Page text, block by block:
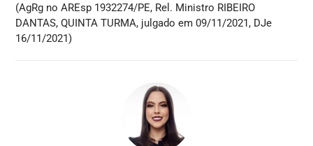
(AgRg no AREsp 1932274/PE, Rel. Ministro RIBEIRO
DANTAS, QUINTA TURMA, julgado em 09/11/2021, DJe
16/11/2021)